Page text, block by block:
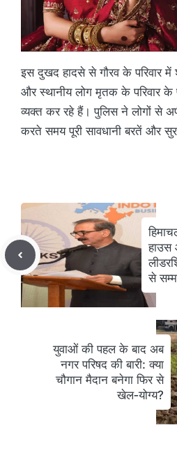
इस दुखद हादसे से गौरव के परिवार
और स्थानीय लोग मृतक के परिवार के
व्यक्त कर रहे हैं। पुलिस ने लोगों से
करते समय पूरी सावधानी बरतें और
हाउस
से
युवाओं की पहल के बाद अब
नगर परिषद की बारी: क्या
चौगान मैदान बनेगा फिर से
खेल‑योग्य?